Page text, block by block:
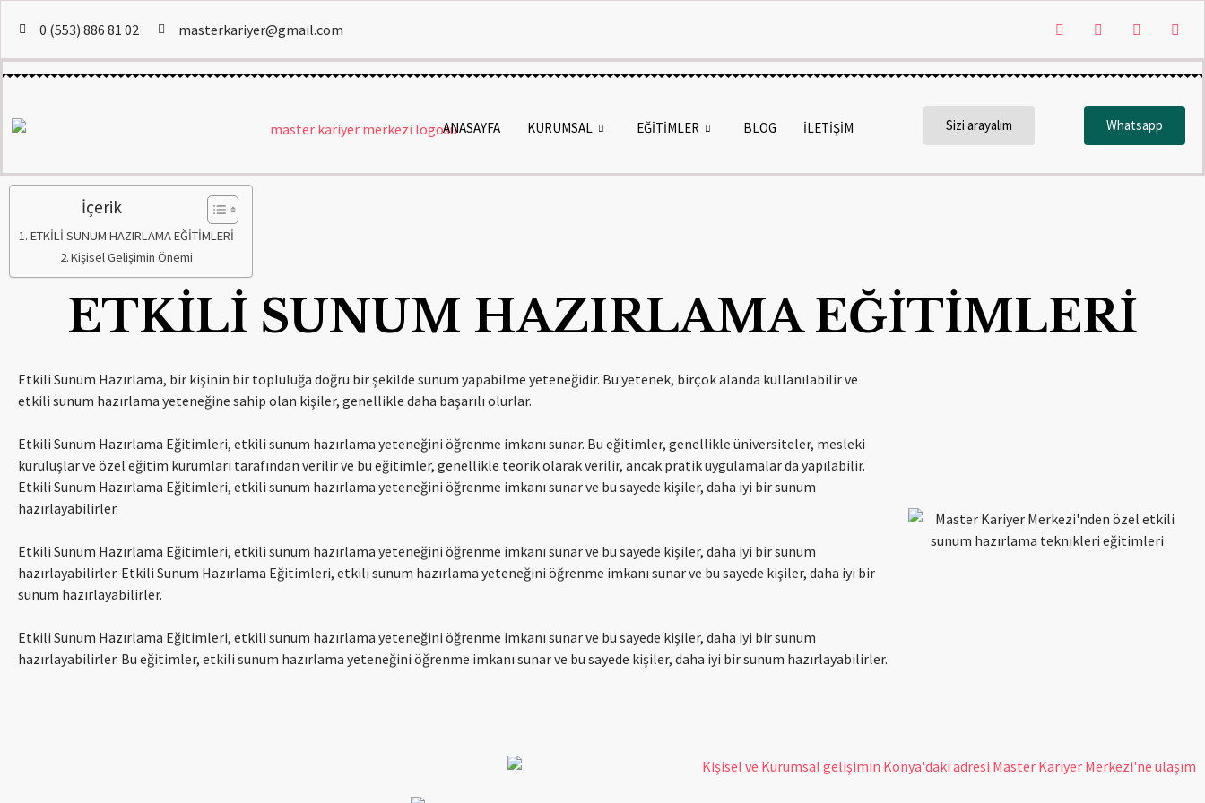
0 (553) 886 81 02 masterkariyer@gmail.com
ANASAYFA KURUMSAL EĞİTİMLER BLOG İLETİŞİM Sizi arayalım Whatsapp
İçerik
ETKİLİ SUNUM HAZIRLAMA EĞİTİMLERİ
Kişisel Gelişimin Önemi
ETKİLİ SUNUM HAZIRLAMA EĞİTİMLERİ
Etkili Sunum Hazırlama, bir kişinin bir topluluğa doğru bir şekilde sunum yapabilme yeteneğidir. Bu yetenek, birçok alanda kullanılabilir ve
etkili sunum hazırlama yeteneğine sahip olan kişiler, genellikle daha başarılı olurlar.
Etkili Sunum Hazırlama Eğitimleri, etkili sunum hazırlama yeteneğini öğrenme imkanı sunar. Bu eğitimler, genellikle üniversiteler, mesleki
kuruluşlar ve özel eğitim kurumları tarafından verilir ve bu eğitimler, genellikle teorik olarak verilir, ancak pratik uygulamalar da yapılabilir.
Etkili Sunum Hazırlama Eğitimleri, etkili sunum hazırlama yeteneğini öğrenme imkanı sunar ve bu sayede kişiler, daha iyi bir sunum
hazırlayabilirler.
Etkili Sunum Hazırlama Eğitimleri, etkili sunum hazırlama yeteneğini öğrenme imkanı sunar ve bu sayede kişiler, daha iyi bir sunum
hazırlayabilirler. Etkili Sunum Hazırlama Eğitimleri, etkili sunum hazırlama yeteneğini öğrenme imkanı sunar ve bu sayede kişiler, daha iyi bir
sunum hazırlayabilirler.
Etkili Sunum Hazırlama Eğitimleri, etkili sunum hazırlama yeteneğini öğrenme imkanı sunar ve bu sayede kişiler, daha iyi bir sunum
hazırlayabilirler. Bu eğitimler, etkili sunum hazırlama yeteneğini öğrenme imkanı sunar ve bu sayede kişiler, daha iyi bir sunum hazırlayabilirler.